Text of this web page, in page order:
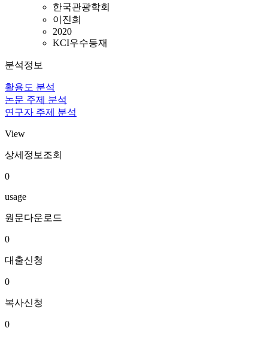
한국관광학회
이진희
2020
KCI우수등재
분석정보
활용도 분석
논문 주제 분석
연구자 주제 분석
View
상세정보조회
0
usage
원문다운로드
0
대출신청
0
복사신청
0